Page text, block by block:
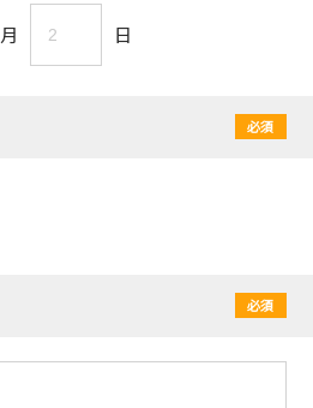
月 日
必須
必須